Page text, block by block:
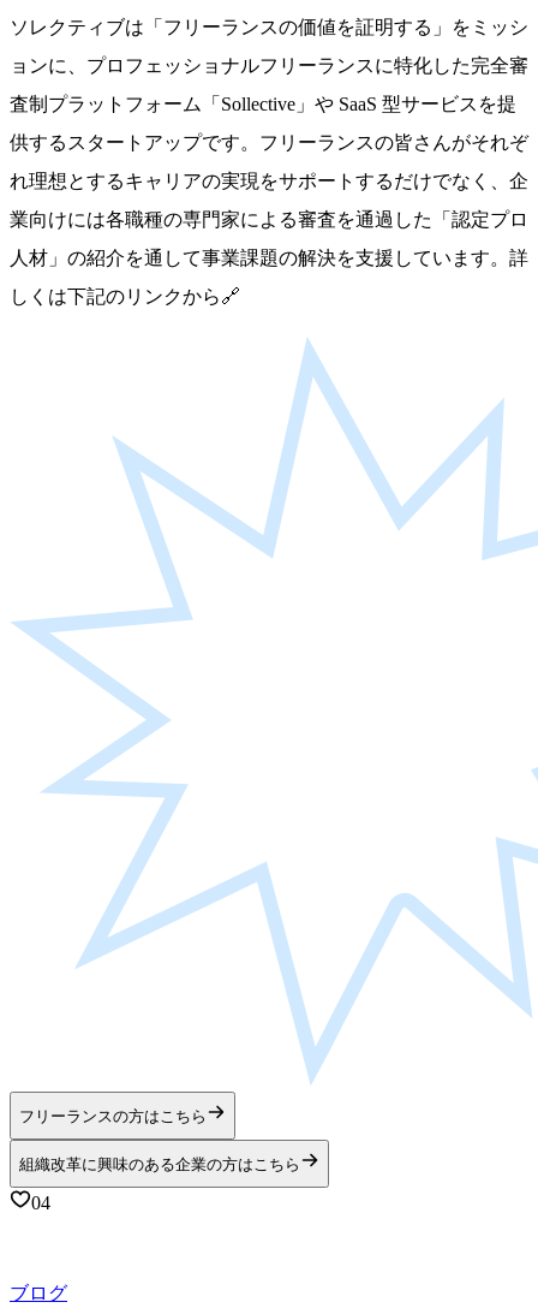
ソレクティブは「フリーランスの価値を証明する」をミッシ
ョンに、プロフェッショナルフリーランスに特化した完全審
査制プラットフォーム「Sollective」や SaaS 型サービスを提
供するスタートアップです。フリーランスの皆さんがそれぞ
れ理想とするキャリアの実現をサポートするだけでなく、企
業向けには各職種の専門家による審査を通過した「認定プロ
人材」の紹介を通して事業課題の解決を支援しています。詳
しくは下記のリンクから🔗
フリーランスの方はこちら
組織改革に興味のある企業の方はこちら
04
ブログ